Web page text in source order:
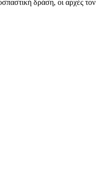
δράση, οι αρχές τον